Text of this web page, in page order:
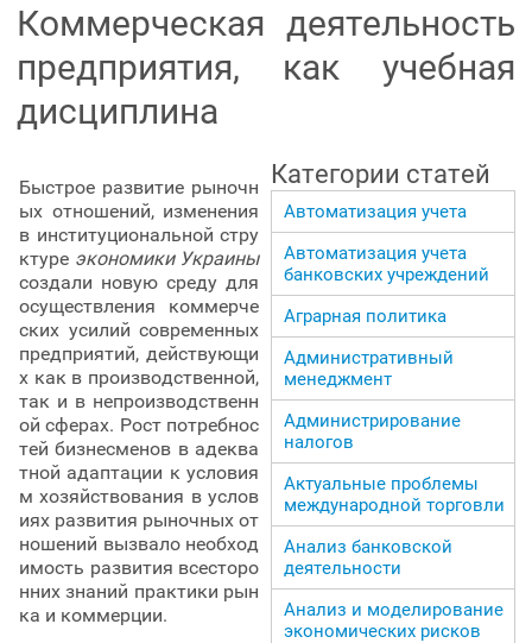
Коммерческая деятельность
предприятия, как учебная
дисциплина
Быстрое развитие рыночн
ых отношений, изменения
в институциональной стру
ктуре экономики Украины
создали новую среду для
осуществления коммерче
ских усилий современных
предприятий, действующи
х как в производственной,
так и в непроизводственн
ой сферах. Рост потребнос
тей бизнесменов в адеква
тной адаптации к условия
м хозяйствования в услов
иях развития рыночных от
ношений вызвало необход
имость развития всесторо
нних знаний практики рын
ка и коммерции.
Категории статей
Автоматизация учета
Автоматизация учета
банковских учреждений
Аграрная политика
Административный
менеджмент
Администрирование
налогов
Актуальные проблемы
международной торговли
Анализ банковской
деятельности
Анализ и моделирование
экономических рисков